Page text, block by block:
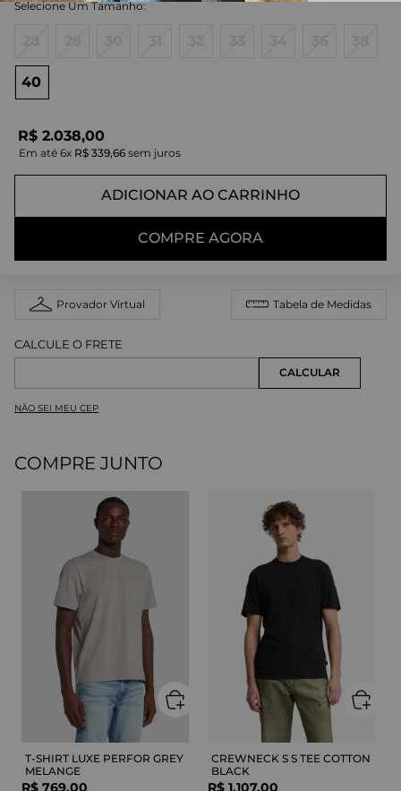
40
R$ 2.038,00
Em até 6x R$ 339,66 sem juros
ADICIONAR AO CARRINHO
COMPRE AGORA
Provador Virtual Tabela de Medidas
NÃO SEI MEU CEP
COMPRE JUNTO
T-SHIRT LUXE PERFOR GREY
MELANGE
R$ 769,00
CREWNECK S S TEE COTTON
BLACK
R$ 1.107,00